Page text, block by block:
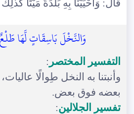
قال: وَأَحْيَيْنَا بِهِ بَلْدَةً مَيْتًا
وَالنَّخْلَ بَاسِقَاتٍ لَّهَا
التفسير المختصر :
وأنبتنا به النخل طِوالًا
بعضه فوق بعض.
تفسير الجلالين: